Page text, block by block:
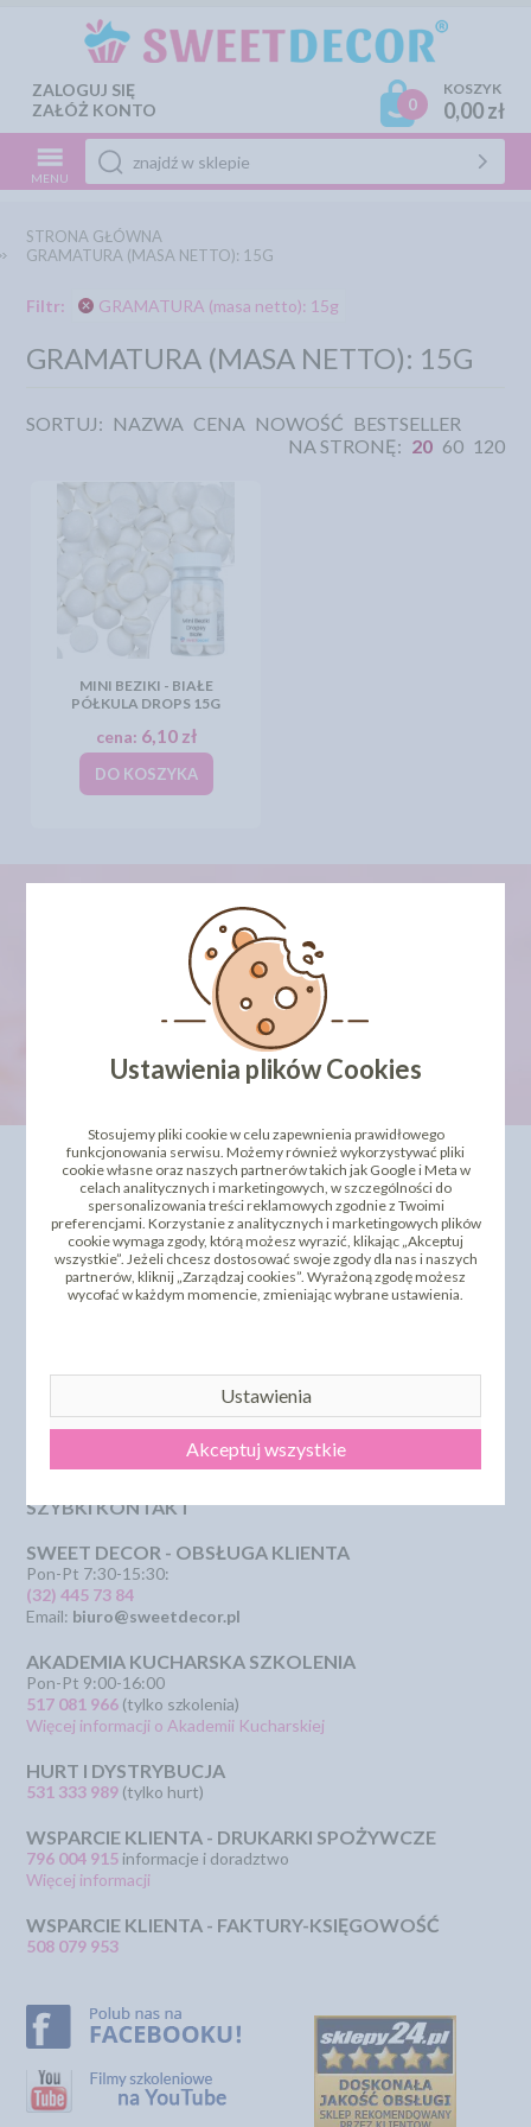
ZALOGUJ SIĘ
ZAŁÓŻ KONTO
0
KOSZYK
0,00 zł
MENU
STRONA GŁÓWNA
GRAMATURA (MASA NETTO): 15G
Filtr: GRAMATURA (masa netto): 15g
GRAMATURA (MASA NETTO): 15G
SORTUJ: NAZWA CENA NOWOŚĆ BESTSELLER
NA STRONĘ: 20 60 120
MINI BEZIKI - BIAŁE
PÓŁKULA DROPS 15G
cena: 6,10 zł
DO KOSZYKA
newsletter
INFORMACJE
Dostawa i koszty wysyłki
Regulamin
Strona główna
Odbiór osobisty
Dostępne Płatność
Certyfikaty i Dokumentacje
Szkolenia i Kursy
Pliki pomocy technicznej
OFERTA
Dla Biznesu
Szkolenia i kursy
Bestseller
Polecamy
Sklepy partnerskie
SZYBKI KONTAKT
SWEET DECOR - OBSŁUGA KLIENTA
Pon-Pt 7:30-15:30:
(32) 445 73 84
Email: biuro@sweetdecor.pl
AKADEMIA KUCHARSKA SZKOLENIA
Pon-Pt 9:00-16:00
517 081 966 (tylko szkolenia)
Więcej informacji o Akademii Kucharskiej
HURT I DYSTRYBUCJA
531 333 989 (tylko hurt)
WSPARCIE KLIENTA - DRUKARKI SPOŻYWCZE
796 004 915 informacje i doradztwo
Więcej informacji
WSPARCIE KLIENTA - FAKTURY-KSIĘGOWOŚĆ
508 079 953
Ustawienia plików Cookies
Stosujemy pliki cookie w celu zapewnienia prawidłowego
funkcjonowania serwisu. Możemy również wykorzystywać pliki
cookie własne oraz naszych partnerów takich jak Google i Meta w
celach analitycznych i marketingowych, w szczególności do
spersonalizowania treści reklamowych zgodnie z Twoimi
preferencjami. Korzystanie z analitycznych i marketingowych plików
cookie wymaga zgody, którą możesz wyrazić, klikając „Akceptuj
wszystkie”. Jeżeli chcesz dostosować swoje zgody dla nas i naszych
partnerów, kliknij „Zarządzaj cookies”. Wyrażoną zgodę możesz
wycofać w każdym momencie, zmieniając wybrane ustawienia.
Ustawienia
Akceptuj wszystkie